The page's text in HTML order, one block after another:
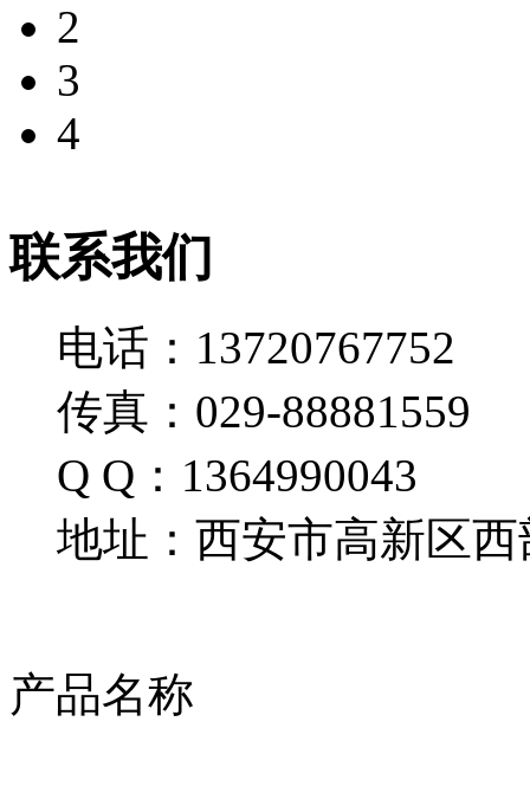
2
3
4
联系我们
电话：13720767752
传真：029-88881559
Q Q：1364990043
地址：西安市高新区西
产品名称